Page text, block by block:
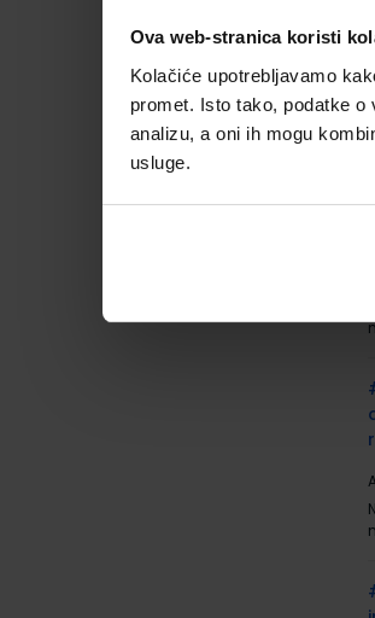
Ova web-stranica koristi
Kolačiće upotrebljavamo
promet. Isto tako, podatke
analizu, a oni ih mogu
usluge.